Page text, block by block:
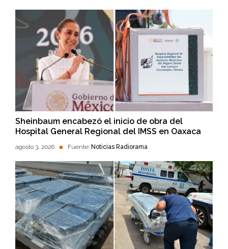
Sheinbaum encabezó el inicio de obra del
Hospital General Regional del IMSS en Oaxaca
agosto 3, 2026 Fuente: Noticias Radiorama